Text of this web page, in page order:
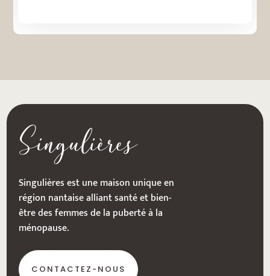
Singulières
Singulières est une maison unique en
région nantaise alliant santé et bien-
être des femmes de la puberté à la
ménopause.
CONTACTEZ-NOUS